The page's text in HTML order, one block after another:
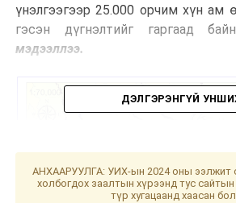
үнэлгээгээр 25.000 орчим хүн ам
гэсэн дүгнэлтийг гаргаад
мэдээллээ.
ДЭЛГЭРЭНГҮЙ
АНХААРУУЛГА: УИХ-ын 2024 оны ээлжит
холбогдох заалтын хүрээнд тус сайтын
түр хугацаанд хаасан